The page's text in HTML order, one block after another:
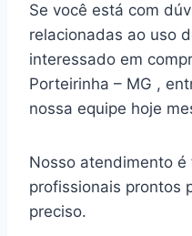
Se você está com
relacionadas ao uso
interessado em
Porteirinha – MG ,
nossa equipe hoje
Nosso atendimento
profissionais prontos
preciso.